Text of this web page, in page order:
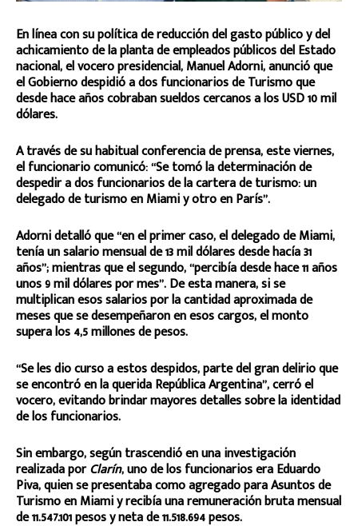
En línea con su política de reducción del gasto público y del
achicamiento de la planta de empleados públicos del Estado
nacional, el vocero presidencial, Manuel Adorni, anunció que
el Gobierno despidió a dos funcionarios de Turismo que
desde hace años cobraban sueldos cercanos a los USD 10 mil
dólares.
A través de su habitual conferencia de prensa, este viernes,
el funcionario comunicó: “Se tomó la determinación de
despedir a dos funcionarios de la cartera de turismo: un
delegado de turismo en Miami y otro en París”.
Adorni detalló que “en el primer caso, el delegado de Miami,
tenía un salario mensual de 13 mil dólares desde hacía 31
años”; mientras que el segundo, “percibía desde hace 11 años
unos 9 mil dólares por mes”. De esta manera, si se
multiplican esos salarios por la cantidad aproximada de
meses que se desempeñaron en esos cargos, el monto
supera los 4,5 millones de pesos.
“Se les dio curso a estos despidos, parte del gran delirio que
se encontró en la querida República Argentina”, cerró el
vocero, evitando brindar mayores detalles sobre la identidad
de los funcionarios.
Sin embargo, según trascendió en una investigación
realizada porClarín, uno de los funcionarios era Eduardo
Piva, quien se presentaba como agregado para Asuntos de
Turismo en Miami y recibía una remuneración bruta mensual
de 11.547.101 pesos y neta de 11.518.694 pesos.